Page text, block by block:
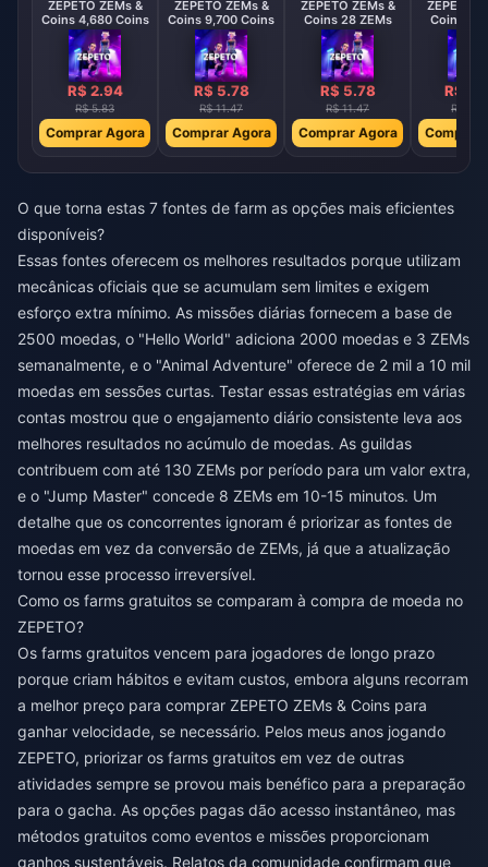
ZEPETO ZEMs &
Coins 4,680 Coins
R$ 2.94
R$ 5.83
Comprar Agora
ZEPETO ZEMs &
Coins 9,700 Coins
R$ 5.78
R$ 11.47
Comprar Agora
ZEPETO ZEMs &
Coins 28 ZEMs
R$ 5.78
R$ 11.47
Comprar Agora
ZEPETO
Coins 58
R$
R$
Comprar
O que torna estas 7 fontes de farm as opções mais eficientes
disponíveis?
Essas fontes oferecem os melhores resultados porque utilizam
mecânicas oficiais que se acumulam sem limites e exigem
esforço extra mínimo. As missões diárias fornecem a base de
2500 moedas, o "Hello World" adiciona 2000 moedas e 3 ZEMs
semanalmente, e o "Animal Adventure" oferece de 2 mil a 10 mil
moedas em sessões curtas. Testar essas estratégias em várias
contas mostrou que o engajamento diário consistente leva aos
melhores resultados no acúmulo de moedas. As guildas
contribuem com até 130 ZEMs por período para um valor extra,
e o "Jump Master" concede 8 ZEMs em 10-15 minutos. Um
detalhe que os concorrentes ignoram é priorizar as fontes de
moedas em vez da conversão de ZEMs, já que a atualização
tornou esse processo irreversível.
Como os farms gratuitos se comparam à compra de moeda no
ZEPETO?
Os farms gratuitos vencem para jogadores de longo prazo
porque criam hábitos e evitam custos, embora alguns recorram
a melhor preço para comprar ZEPETO ZEMs & Coins para
ganhar velocidade, se necessário. Pelos meus anos jogando
ZEPETO, priorizar os farms gratuitos em vez de outras
atividades sempre se provou mais benéfico para a preparação
para o gacha. As opções pagas dão acesso instantâneo, mas
métodos gratuitos como eventos e missões proporcionam
ganhos sustentáveis. Relatos da comunidade confirmam que